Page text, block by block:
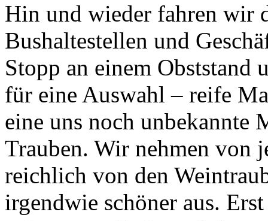
Hin und wieder fahren wir
Bushaltestellen und
Stopp an einem Obststand
für eine Auswahl – reife
eine uns noch unbekannte
Trauben. Wir nehmen von
reichlich von den
irgendwie schöner aus.